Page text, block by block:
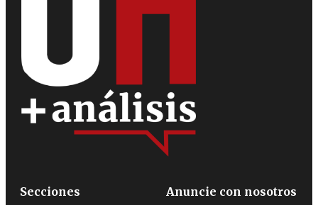
Secciones
Anuncie con nosotros